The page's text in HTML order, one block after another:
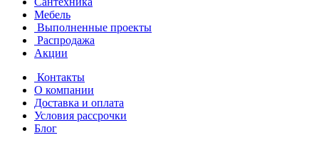
Мебель
Выполненные проекты
Распродажа
Акции
Контакты
О компании
Доставка и оплата
Условия рассрочки
Блог